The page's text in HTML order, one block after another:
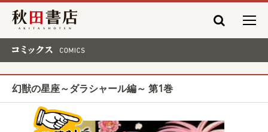
秋田書店
幻獣の星座～ダラシャール編～ 第1巻